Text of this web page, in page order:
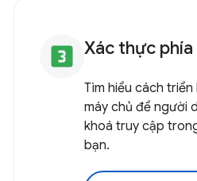
looks_3 Xác thực
Tìm hiểu cách
máy chủ để người
khoá truy cập
bạn.